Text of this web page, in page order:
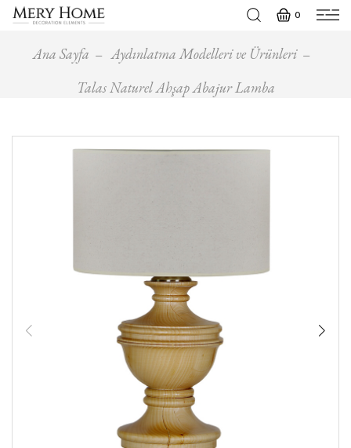
0
Ana Sayfa
Aydınlatma Modelleri ve Ürünleri
Talas Naturel Ahşap Abajur Lamba